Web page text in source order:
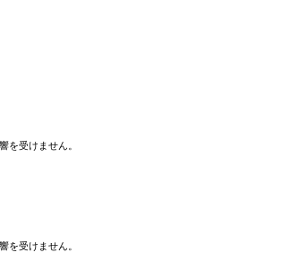
を受けません。
を受けません。